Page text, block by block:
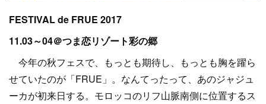
FESTIVAL de FRUE 2017
11.03～04＠つま恋リゾート彩の郷
今年の秋フェスで、もっとも期待し、もっとも胸を躍ら
せていたのが「FRUE」。なんてったって、あのジャジュ
ーカが初来日する。モロッコのリフ山脈南側に位置するス